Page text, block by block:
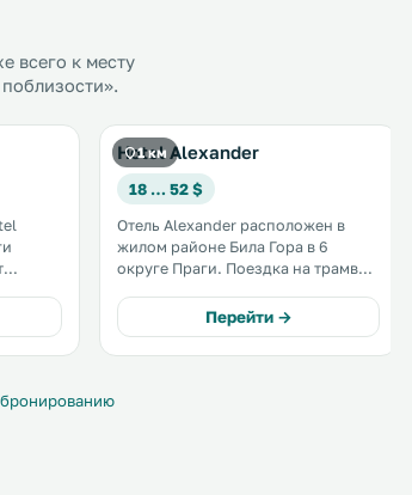
всего к месту
1 км
Hotel Alexander
18 … 52 $
Отель Alexander расположен в
жилом районе Била Гора в 6
округе Праги. Поездка на трамвае
минут, до парка Obora Hvězda — 5
минут, а до центра города — 20
минут. .
Перейти →